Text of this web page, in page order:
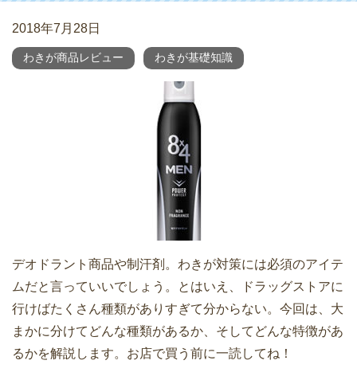
2018年7月28日
わきが商品レビュー わきが基礎知識
デオドラント商品や制汗剤。わきが対策には必須のアイテ
ムだと言っていいでしょう。とはいえ、ドラッグストアに
行けばたくさん種類がありすぎて分からない。今回は、大
まかに分けてどんな種類があるか、そしてどんな特徴があ
るかを解説します。お店で買う前に一読してね！